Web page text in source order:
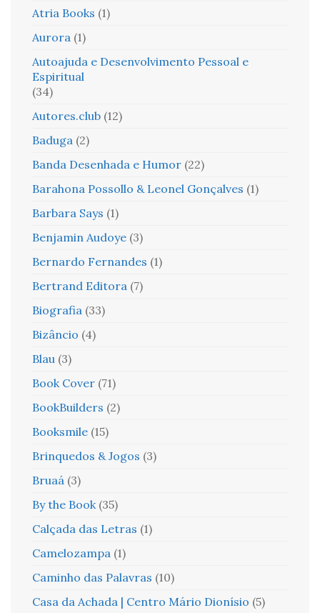
Atria Books (1)
Aurora (1)
Autoajuda e Desenvolvimento Pessoal e
Espiritual
(34)
Autores.club (12)
Baduga (2)
Banda Desenhada e Humor (22)
Barahona Possollo & Leonel Gonçalves (1)
Barbara Says (1)
Benjamin Audoye (3)
Bernardo Fernandes (1)
Bertrand Editora (7)
Biografia (33)
Bizâncio (4)
Blau (3)
Book Cover (71)
BookBuilders (2)
Booksmile (15)
Brinquedos & Jogos (3)
Bruaá (3)
By the Book (35)
Calçada das Letras (1)
Camelozampa (1)
Caminho das Palavras (10)
Casa da Achada | Centro Mário Dionísio (5)